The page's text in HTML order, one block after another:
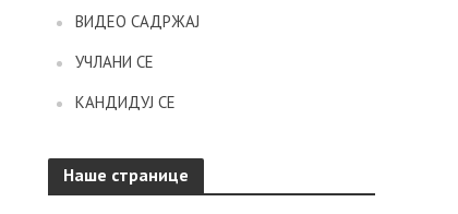
ВИДЕО САДРЖАЈ
УЧЛАНИ СЕ
КАНДИДУЈ СЕ
Наше странице